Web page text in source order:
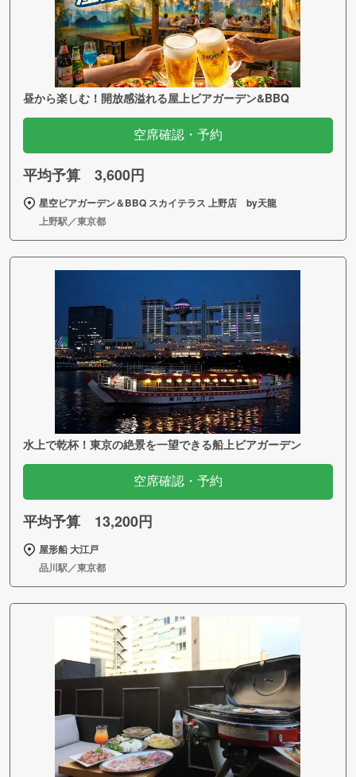
昼から楽しむ！開放感溢れる屋上ビアガーデン&BBQ
空席確認・予約
平均予算 3,600円
星空ビアガーデン＆BBQ スカイテラス 上野店 by天龍
上野駅／東京都
水上で乾杯！東京の絶景を一望できる船上ビアガーデン
空席確認・予約
平均予算 13,200円
屋形船 大江戸
品川駅／東京都